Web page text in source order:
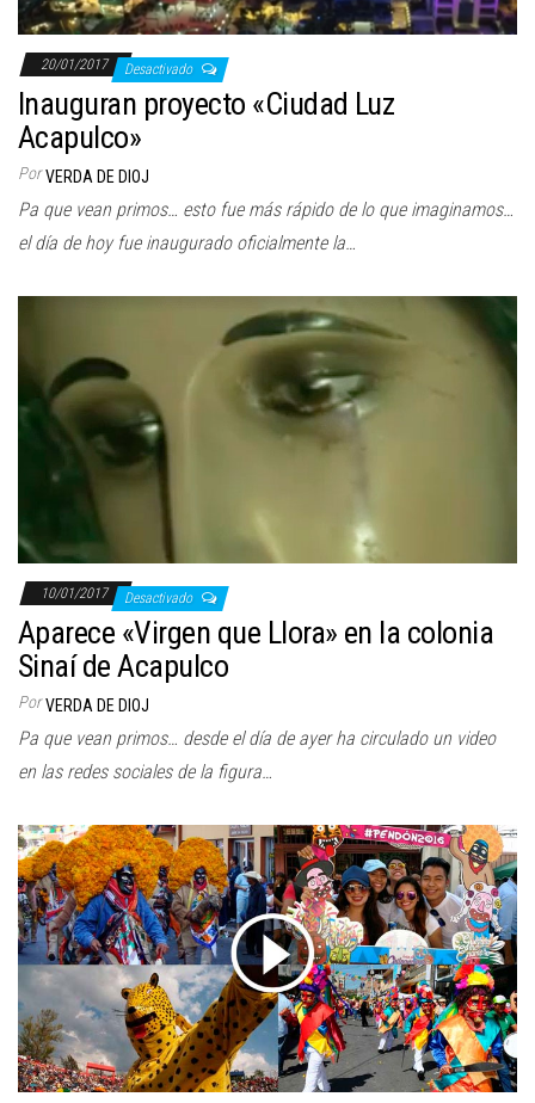
20/01/2017 Desactivado
Inauguran proyecto «Ciudad Luz
Acapulco»
Por VERDA DE DIOJ
Pa que vean primos… esto fue más rápido de lo que imaginamos…
el día de hoy fue inaugurado oficialmente la…
10/01/2017 Desactivado
Aparece «Virgen que Llora» en la colonia
Sinaí de Acapulco
Por VERDA DE DIOJ
Pa que vean primos… desde el día de ayer ha circulado un video
en las redes sociales de la figura…